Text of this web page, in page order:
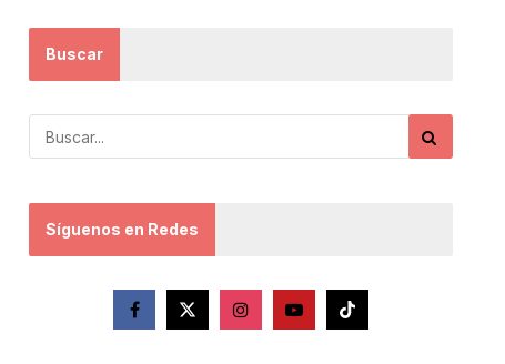
Buscar
Síguenos en Redes